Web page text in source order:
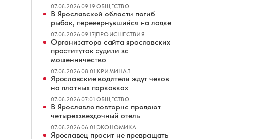
07.08.2026 09:19|ОБЩЕСТВО
В Ярославской области погиб
рыбак, перевернувшийся на лодке
07.08.2026 09:17|ПРОИСШЕСТВИЯ
Организатора сайта ярославских
проституток судили за
мошенничество
07.08.2026 08:01|КРИМИНАЛ
Ярославские водители ждут чеков
на платных парковках
07.08.2026 07:01|ОБЩЕСТВО
В Ярославле повторно продают
четырехзвездочный отель
07.08.2026 06:01|ЭКОНОМИКА
Ярославец просит не превращать